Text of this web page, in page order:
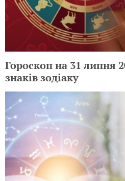
Гороскоп на 31 липня
знаків зодіаку